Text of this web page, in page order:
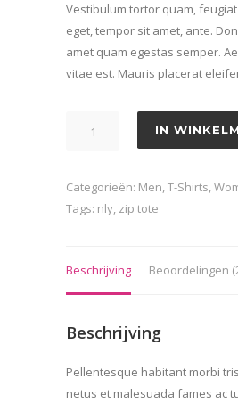
Vestibulum tortor quam,
eget, tempor sit amet, ante.
amet quam egestas semper.
vitae est. Mauris placerat
IN
Categorieën: Men,T-Shirts,
Tags: nly, zip tote
Beschrijving Beoordelingen
Beschrijving
Pellentesque habitant morbi
netus et malesuada fames ac